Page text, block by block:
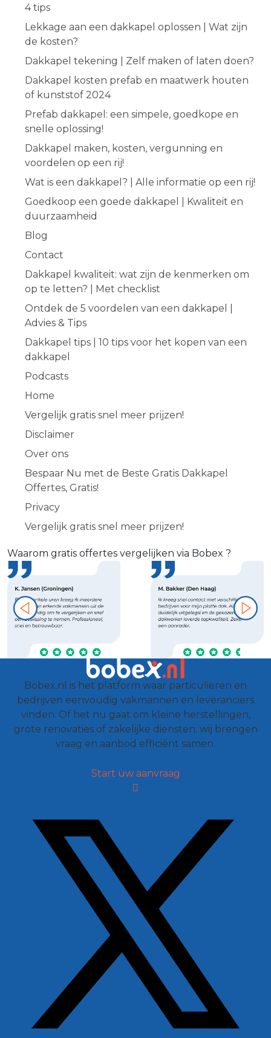
4 tips
Lekkage aan een dakkapel oplossen | Wat zijn
de kosten?
Dakkapel tekening | Zelf maken of laten doen?
Dakkapel kosten prefab en maatwerk houten
of kunststof 2024
Prefab dakkapel: een simpele, goedkope en
snelle oplossing!
Dakkapel maken, kosten, vergunning en
voordelen op een rij!
Wat is een dakkapel? | Alle informatie op een rij!
Goedkoop een goede dakkapel | Kwaliteit en
duurzaamheid
Blog
Contact
Dakkapel kwaliteit: wat zijn de kenmerken om
op te letten? | Met checklist
Ontdek de 5 voordelen van een dakkapel |
Advies & Tips
Dakkapel tips | 10 tips voor het kopen van een
dakkapel
Podcasts
Home
Vergelijk gratis snel meer prijzen!
Disclaimer
Over ons
Bespaar Nu met de Beste Gratis Dakkapel
Offertes, Gratis!
Privacy
Vergelijk gratis snel meer prijzen!
Waarom gratis offertes vergelijken via Bobex ?
Bobex.nl is het platform waar particulieren en
bedrijven eenvoudig vakmannen en leveranciers
vinden. Of het nu gaat om kleine herstellingen,
grote renovaties of zakelijke diensten: wij brengen
vraag en aanbod efficiënt samen.
Start uw aanvraag